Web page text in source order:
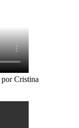
por Cristina